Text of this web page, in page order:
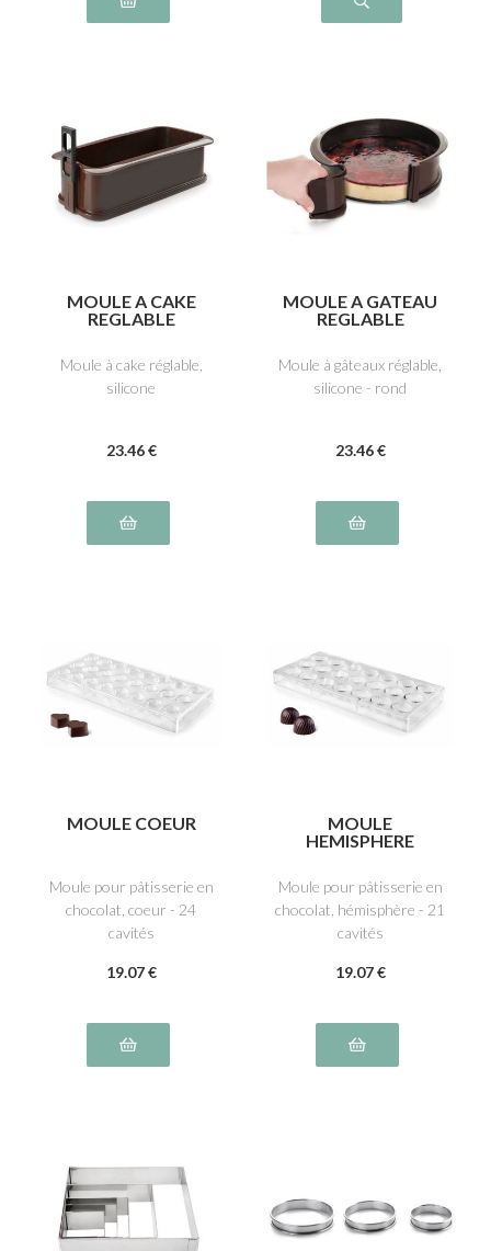
MOULE A CAKE
REGLABLE
Moule à cake réglable,
silicone
23.46 €
MOULE A GATEAU
REGLABLE
Moule à gâteaux réglable,
silicone - rond
23.46 €
MOULE COEUR
Moule pour pâtisserie en
chocolat, coeur - 24
cavités
19.07 €
MOULE
HEMISPHERE
Moule pour pâtisserie en
chocolat, hémisphère - 21
cavités
19.07 €